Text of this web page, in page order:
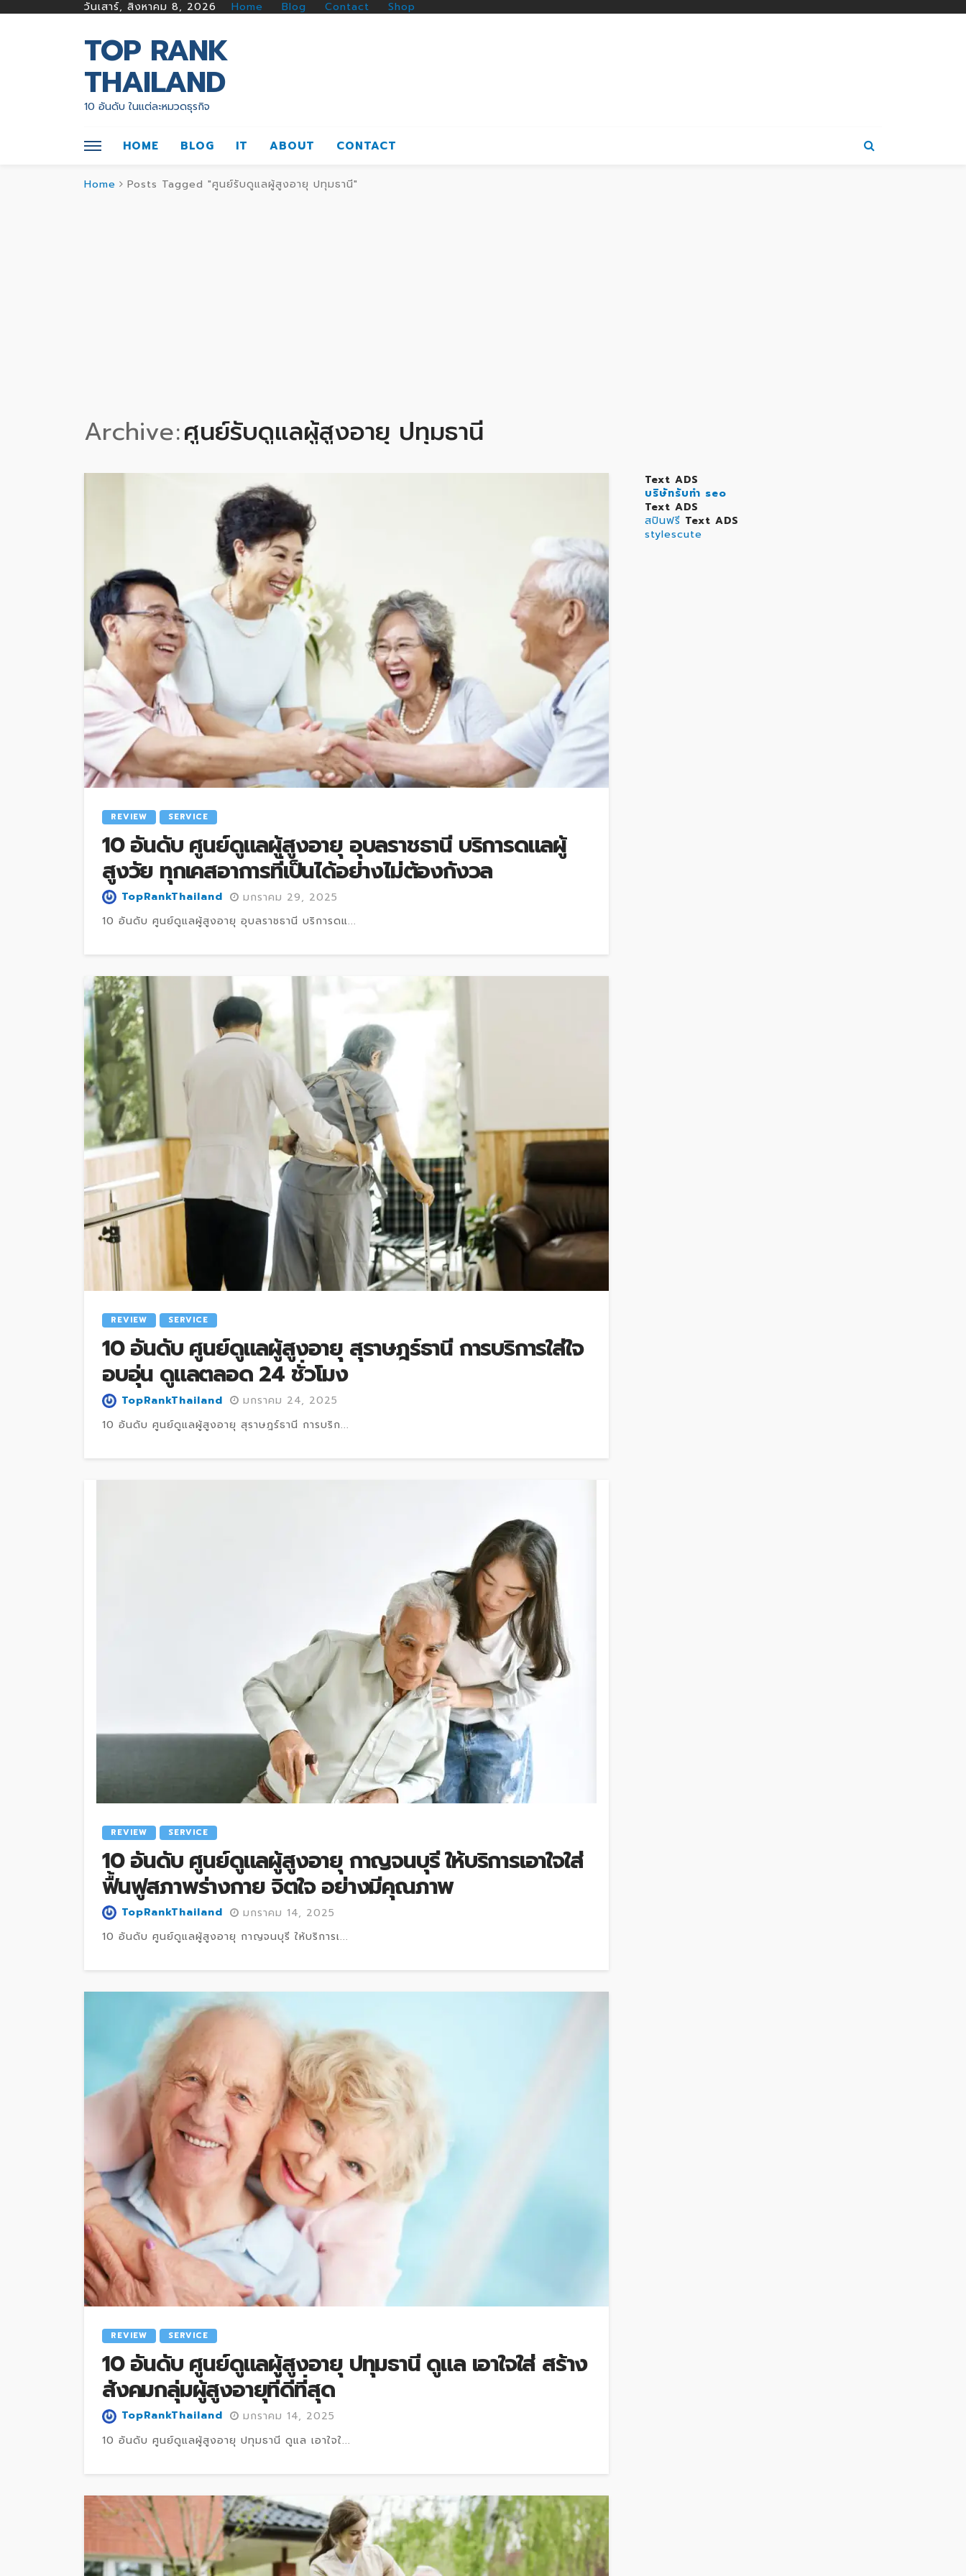
วันเสาร์, สิงหาคม 8, 2026 Home Blog Contact Shop
TOP RANK
THAILAND
10 อันดับ ในแต่ละหมวดธุรกิจ
HOME BLOG IT ABOUT CONTACT
Home Posts Tagged "ศูนย์รับดูแลผู้สูงอายุ ปทุมธานี"
Archive ศูนย์รับดูแลผู้สูงอายุ ปทุมธานี
REVIEW SERVICE
10 อันดับ ศูนย์ดูแลผู้สูงอายุ อุบลราชธานี บริการดแลผู้
สูงวัย ทุกเคสอาการที่เป็นได้อย่างไม่ต้องกังวล
TopRankThailand
มกราคม 29, 2025
10 อันดับ ศูนย์ดูแลผู้สูงอายุ อุบลราชธานี บริการดแ...
REVIEW SERVICE
10 อันดับ ศูนย์ดูแลผู้สูงอายุ สุราษฎร์ธานี การบริการใส่ใจ
อบอุ่น ดูแลตลอด 24 ชั่วโมง
TopRankThailand
มกราคม 24, 2025
10 อันดับ ศูนย์ดูแลผู้สูงอายุ สุราษฎร์ธานี การบริก...
REVIEW SERVICE
10 อันดับ ศูนย์ดูแลผู้สูงอายุ กาญจนบุรี ให้บริการเอาใจใส่
ฟื้นฟูสภาพร่างกาย จิตใจ อย่างมีคุณภาพ
TopRankThailand
มกราคม 14, 2025
10 อันดับ ศูนย์ดูแลผู้สูงอายุ กาญจนบุรี ให้บริการเ...
REVIEW SERVICE
10 อันดับ ศูนย์ดูแลผู้สูงอายุ ปทุมธานี ดูแล เอาใจใส่ สร้าง
สังคมกลุ่มผู้สูงอายุที่ดีที่สุด
TopRankThailand
มกราคม 14, 2025
10 อันดับ ศูนย์ดูแลผู้สูงอายุ ปทุมธานี ดูแล เอาใจใ...
Text ADS
บริษัทรับทำ seo
Text ADS
สปินฟรี Text ADS
stylescute